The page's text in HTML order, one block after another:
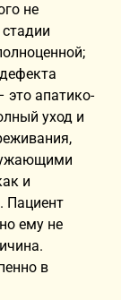
не
это апатико-
уход и
и
Пациент
ему не
в